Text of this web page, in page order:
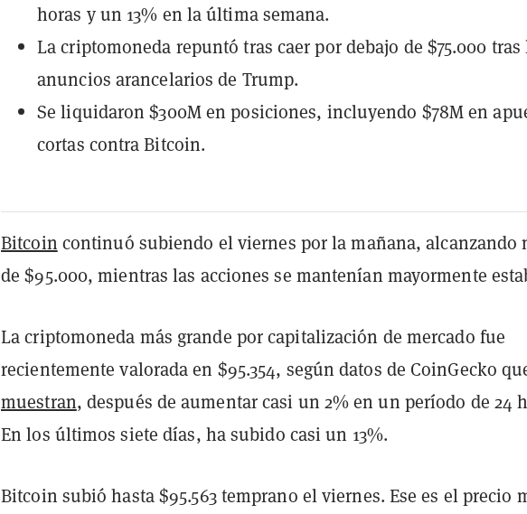
horas y un 13% en la última semana.
La criptomoneda repuntó tras caer por debajo de $75.000 tras
anuncios arancelarios de Trump.
Se liquidaron $300M en posiciones, incluyendo $78M en
cortas contra Bitcoin.
Bitcoin continuó subiendo el viernes por la mañana, alcanzando
de $95.000, mientras las acciones se mantenían mayormente
La criptomoneda más grande por capitalización de mercado fue
recientemente valorada en $95.354, según datos de CoinGecko
muestran, después de aumentar casi un 2% en un período de 24
En los últimos siete días, ha subido casi un 13%.
Bitcoin subió hasta $95.563 temprano el viernes. Ese es el precio